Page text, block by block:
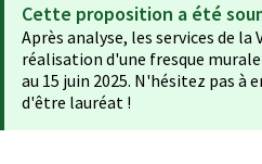
Cette proposition a été
Après analyse, les services de
réalisation d'une fresque
au 15 juin 2025. N'hésitez pas à
d'être lauréat !